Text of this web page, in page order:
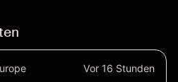
Vor 16 Stunden